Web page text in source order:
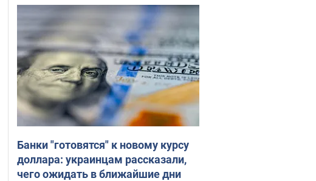
Банки "готовятся" к новому курсу
доллара: украинцам рассказали,
чего ожидать в ближайшие дни